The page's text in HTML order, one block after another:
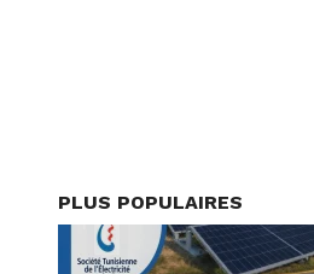
PLUS POPULAIRES